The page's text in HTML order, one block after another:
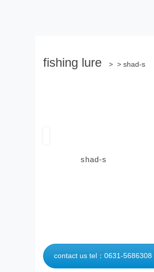
fishing lure> > shad-s
shad-s
contact us tel：0631-5686308